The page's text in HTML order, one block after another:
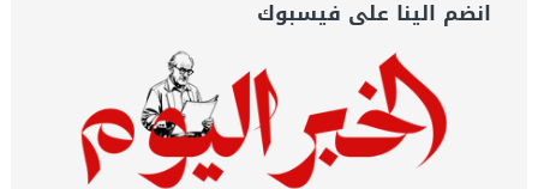
انضم الينا على فيسبوك